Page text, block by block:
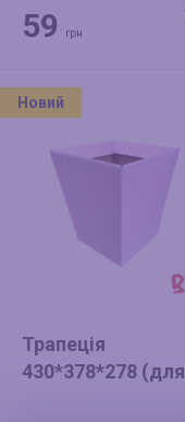
59 грн
Новий
Трапеція
430*378*278 (для